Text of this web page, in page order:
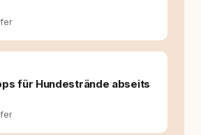
Meine Überzeugung:
beginnt mit Wissen. Wer seinen
trifft bessere Entscheidungen –
das beiden guttut.
für Hundestrände abseits